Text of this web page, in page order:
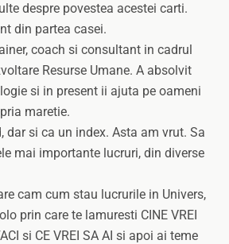
despre povestea acestei carti.
din partea casei.
coach si consultant in cadrul
Resurse Umane. A absolvit
si in present ii ajuta pe oameni
maretie.
dar si ca un index. Asta am vrut. Sa
mai importante lucruri, din diverse
cam cum stau lucrurile in Univers,
prin care te lamuresti CINE VREI
si CE VREI SA AI si apoi ai teme